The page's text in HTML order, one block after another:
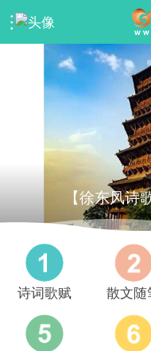
【徐东风诗
诗词歌赋 散文随